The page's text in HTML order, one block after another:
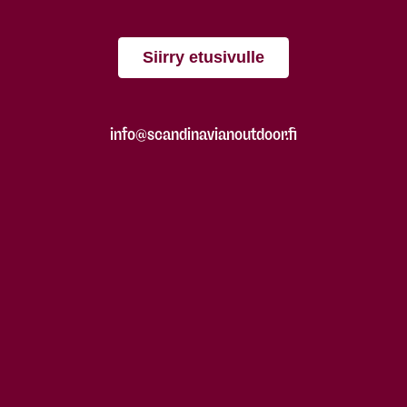
Siirry etusivulle
info@scandinavianoutdoor.fi